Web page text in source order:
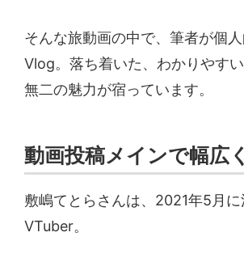
そんな旅動画の中で、筆者が個
Vlog。落ち着いた、わかりやす
無二の魅力が宿っています。
動画投稿メインで幅広
敷嶋てとらさんは、2021年5月
VTuber。